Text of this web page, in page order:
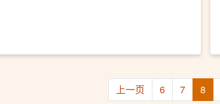
上一页 6 7 8